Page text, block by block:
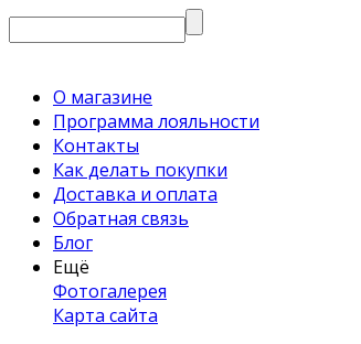
О магазине
Программа лояльности
Контакты
Как делать покупки
Доставка и оплата
Обратная связь
Блог
Ещё
Фотогалерея
Карта сайта